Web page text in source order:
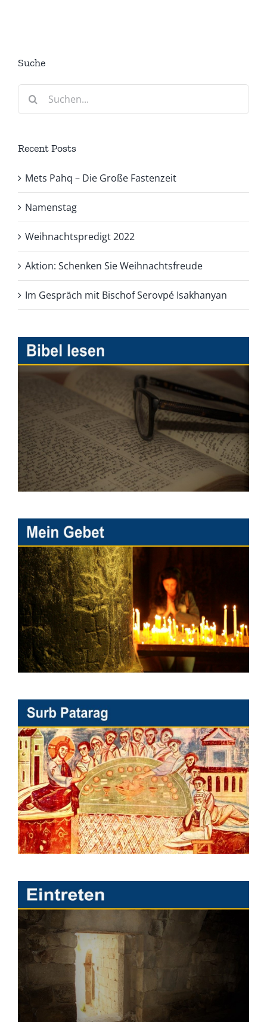
Suche
Suche
Recent Posts
Mets Pahq – Die Große Fastenzeit
Namenstag
Weihnachtspredigt 2022
Aktion: Schenken Sie Weihnachtsfreude
Im Gespräch mit Bischof Serovpé Isakhanyan